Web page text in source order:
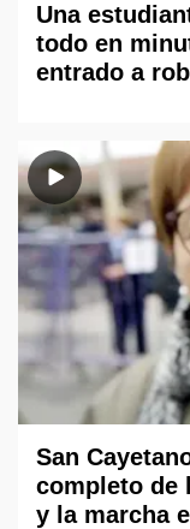
Una
todo en
entrado a
San
completo de
y la marcha